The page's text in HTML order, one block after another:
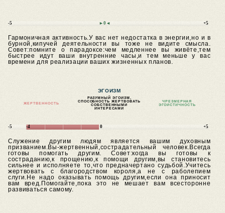
-5 ►0◄ +5
Гармоничная активность.У вас нет недостатка в энергии,но и в
бурной,кипучей деятельности вы тоже не видите смысла.
Совет:помните о парадоксе:чем медленнее вы живёте,тем
быстрее идут ваши внутренние часы,и тем меньше у вас
времени для реализации ваших жизненных планов.
ЭГОИЗМ
ЖЕРТВЕННОСТЬ
РАЗУМНЫЙ ЭГОИЗМ,
СПОСОБНОСТЬ ЖЕРТВОВАТЬ
СОБСТВЕННЫМИ
ИНТЕРЕСАМИ
ЧРЕЗМЕРНАЯ
ЭГОИСТИЧНОСТЬ
-5 -4 0 +5
Служение другим людям является вашим духовным
призванием.Вы-жертвенный,сострадательный человек.Всегда
готовы помогать другим.Совет:когда вы готовы к
состраданию,к прощению,к помощи другим,вы становитесь
сильнее и исполняете то,что предначертано судьбой.Учитесь
жертвовать с благородством короля,а не с раболепием
слуги.Не надо оказывать помощь другим,если она приносит
вам вред.Помогайте,пока это не мешает вам всесторонне
развиваться самому.